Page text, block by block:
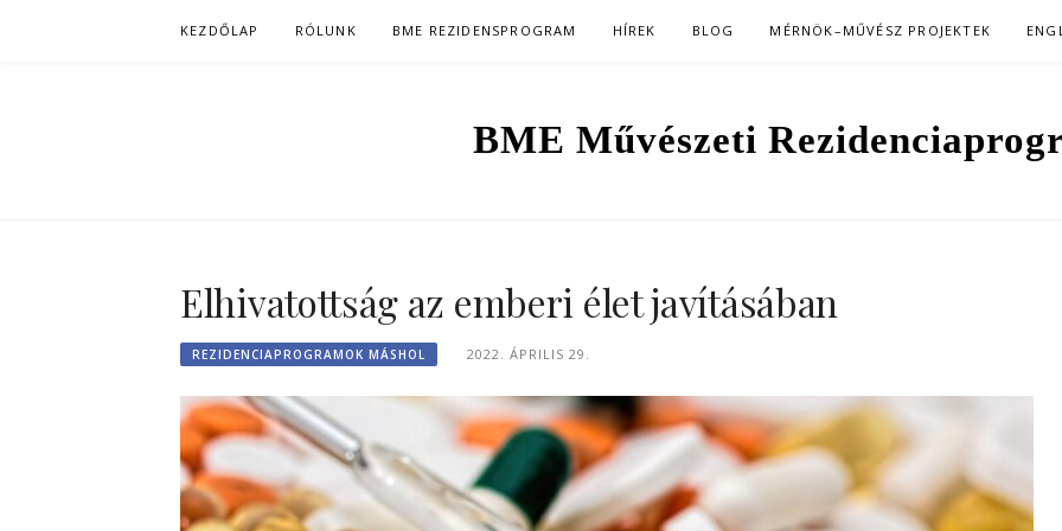
KEZDŐLAP RÓLUNK BME REZIDENSPROGRAM HÍREK BLOG MÉRNÖK–MŰVÉSZ PROJEKTEK
BME Művészeti
Elhivatottság az emberi élet javításában
REZIDENCIAPROGRAMOK MÁSHOL 2022. ÁPRILIS 29.